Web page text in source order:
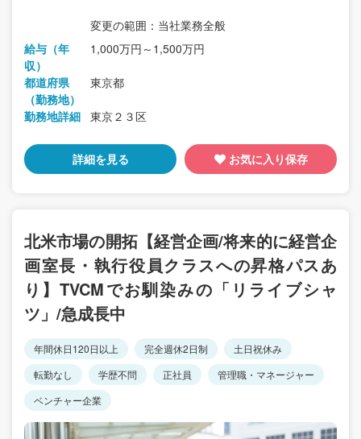
変更の範囲：当社業務全般
給与（年
収）
1,000万円～1,500万円
都道府県
（勤務地）
東京都
勤務地詳細 東京２３区
詳細を見る お気に入り保存
北米市場の開拓【経営企画/将来的に経営企
画室長・執行役員クラスへの昇格パスあ
り】TVCMでお馴染みの「リライブシャ
ツ」/急成長中
年間休日120日以上 完全週休2日制
土日祝休み
転勤なし
学歴不問 正社員
管理職・マネージャー
ベンチャー企業